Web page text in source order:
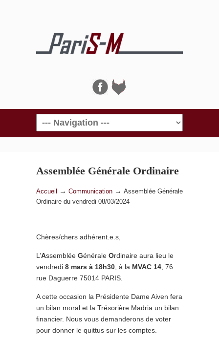
Navigation
Assemblée Générale Ordinaire
du vendredi 08/03/2024
Accueil → Communication → Assemblée Générale
Ordinaire du vendredi 08/03/2024
Chères/chers adhérent.e.s,
L’Assemblée Générale Ordinaire aura lieu le
vendredi 8 mars à 18h30; à la MVAC 14 , 76
rue Daguerre 75014 PARIS.
A cette occasion la Présidente Dame Aiven fera
un bilan moral et la Trésorière Madria un bilan
financier. Nous vous demanderons de voter
pour donner le quittus sur les comptes.